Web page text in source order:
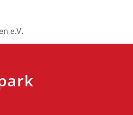
e.V.